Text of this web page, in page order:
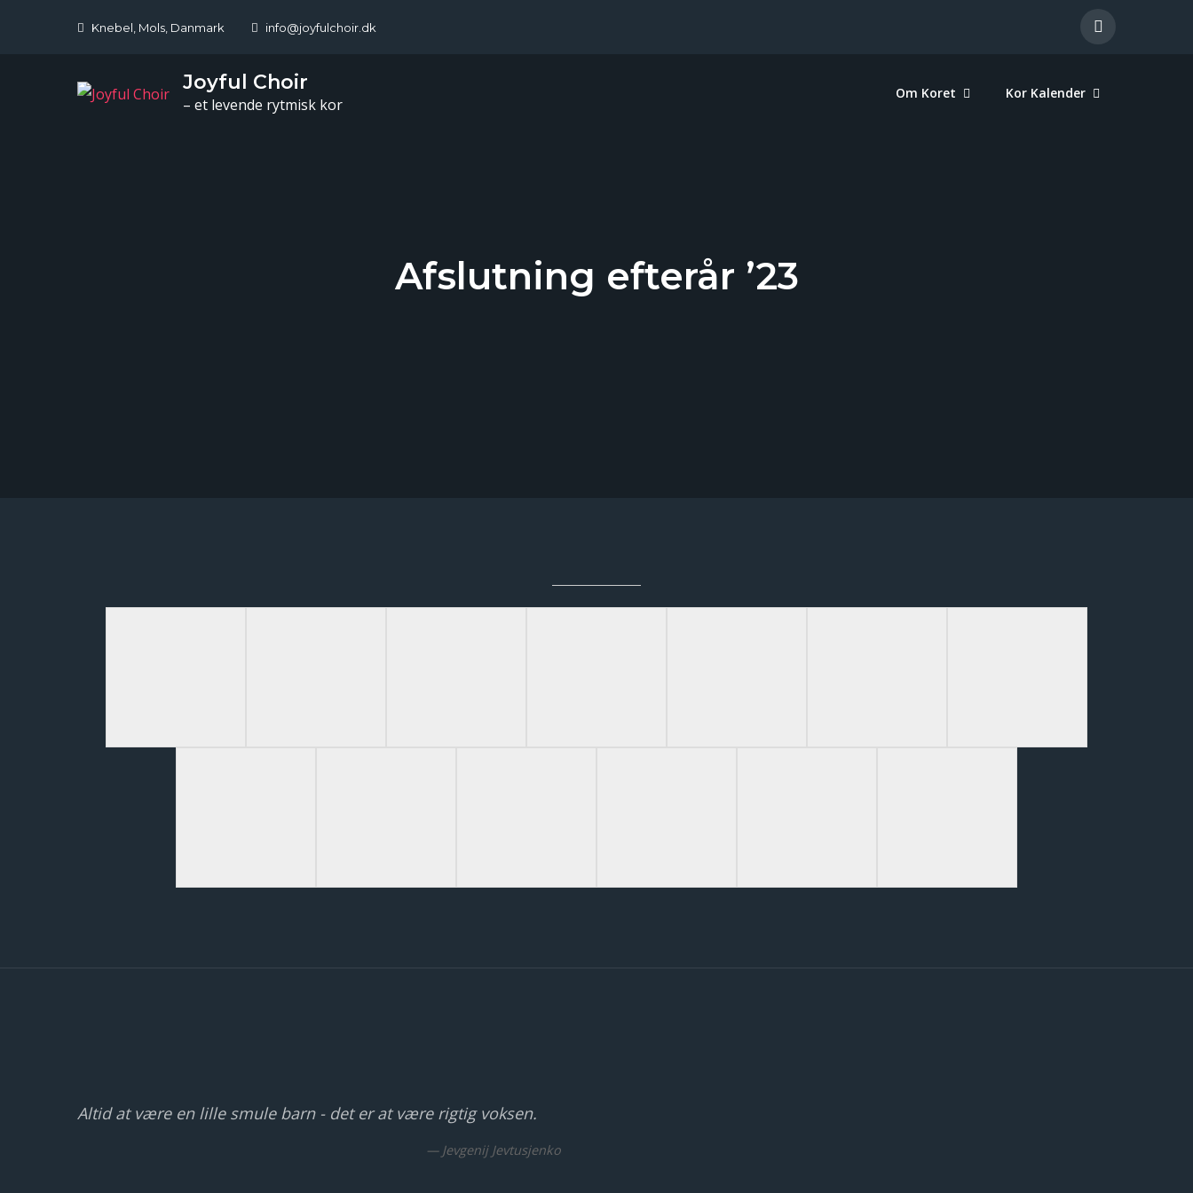
Knebel, Mols, Danmark info@joyfulchoir.dk
Joyful Choir
– et levende rytmisk kor
Om Koret Kor Kalender
Afslutning efterår ’23
Altid at være en lille smule barn - det er at være rigtig voksen.
— Jevgenij Jevtusjenko